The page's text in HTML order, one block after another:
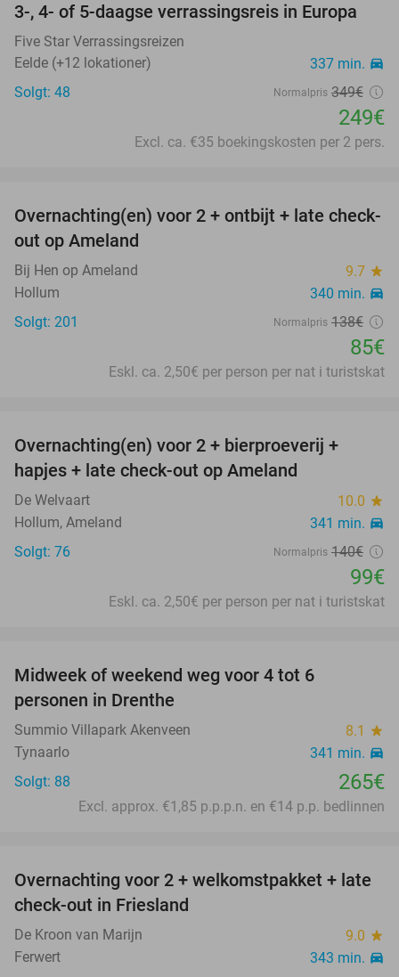
29%
3-, 4- of 5-daagse verrassingsreis in Europa
Five Star Verrassingsreizen
Eelde (+12 lokationer)
337 min. directions_car
Solgt: 48 Normalpris 349€
249€
Excl. ca. €35 boekingskosten per 2 pers.
38%
Overnachting(en) voor 2 + ontbijt + late check-
out op Ameland
Bij Hen op Ameland 9.7 star
Hollum 340 min. directions_car
Solgt: 201 Normalpris 138€
85€
Eskl. ca. 2,50€ per person per nat i turistskat
Overnachting(en) voor 2 + bierproeverij +
hapjes + late check-out op Ameland
De Welvaart 10.0 star
Hollum, Ameland 341 min. directions_car
Solgt: 76 Normalpris 140€
99€
Eskl. ca. 2,50€ per person per nat i turistskat
Midweek of weekend weg voor 4 tot 6
personen in Drenthe
Summio Villapark Akenveen 8.1 star
Tynaarlo 341 min. directions_car
Solgt: 88 265€
Excl. approx. €1,85 p.p.p.n. en €14 p.p. bedlinnen
52%
Overnachting voor 2 + welkomstpakket + late
check-out in Friesland
De Kroon van Marijn 9.0 star
Ferwert 343 min. directions_car